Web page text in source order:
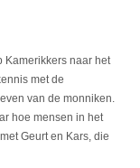
Kamerikkers naar het
met de
van de monniken.
hoe mensen in het
Geurt en Kars, die